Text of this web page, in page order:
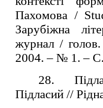
Пахомова /
Зарубіжна
журнал /
2004. – № 1. –
28.
Підласий //